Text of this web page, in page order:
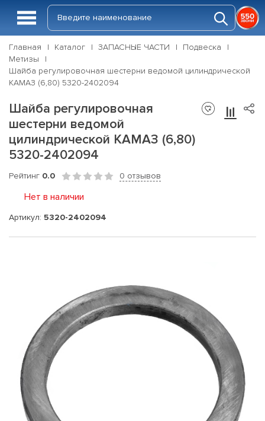
Главная Каталог ЗАПАСНЫЕ ЧАСТИ
Подвеска
Метизы
Шайба регулировочная шестерни ведомой цилиндрической
КАМАЗ (6,80) 5320-2402094
Шайба регулировочная
шестерни ведомой
цилиндрической КАМАЗ (6,80)
5320-2402094
Рейтинг 0.0 0 отзывов
Нет в наличии
Артикул: 5320-2402094